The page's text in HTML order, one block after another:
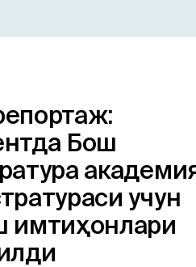
Бош
учун
имтиҳонлари